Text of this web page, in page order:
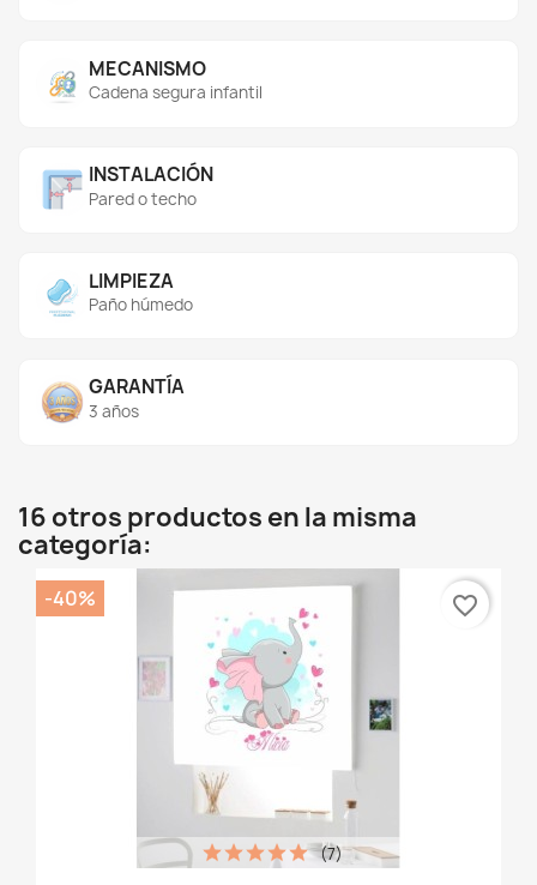
MECANISMO
Cadena segura infantil
INSTALACIÓN
Pared o techo
LIMPIEZA
Paño húmedo
GARANTÍA
3 años
16 otros productos en la misma
categoría:
(7)
-40% favorite_border